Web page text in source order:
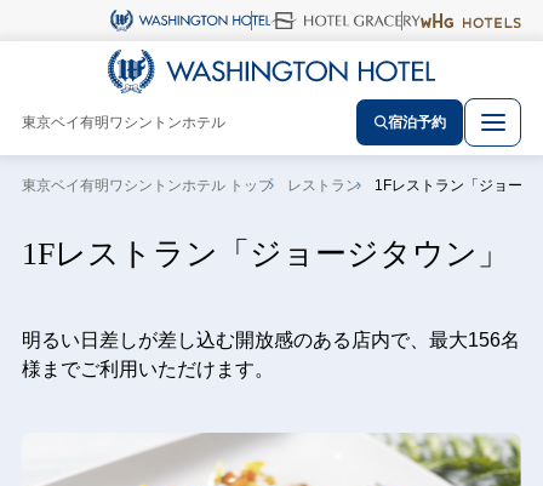
東京ベイ有明ワシントンホテル 宿泊予約
東京ベイ有明ワシントンホテル トップ レストラン 1Fレストラン「ジョージ
1Fレストラン「ジョージタウン」
明るい日差しが差し込む開放感のある店内で、最大156名
様までご利用いただけます。